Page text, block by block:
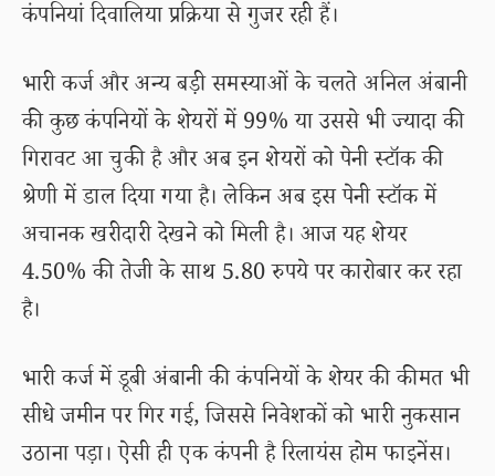
कंपनियां दिवालिया प्रक्रिया से गुजर रही हैं।
भारी कर्ज और अन्य बड़ी समस्याओं के चलते अनिल अंबानी
की कुछ कंपनियों के शेयरों में 99% या उससे भी ज्यादा की
गिरावट आ चुकी है और अब इन शेयरों को पेनी स्टॉक की
श्रेणी में डाल दिया गया है। लेकिन अब इस पेनी स्टॉक में
अचानक खरीदारी देखने को मिली है। आज यह शेयर
4.50% की तेजी के साथ 5.80 रुपये पर कारोबार कर रहा
है।
भारी कर्ज में डूबी अंबानी की कंपनियों के शेयर की कीमत भी
सीधे जमीन पर गिर गई, जिससे निवेशकों को भारी नुकसान
उठाना पड़ा। ऐसी ही एक कंपनी है रिलायंस होम फाइनेंस।